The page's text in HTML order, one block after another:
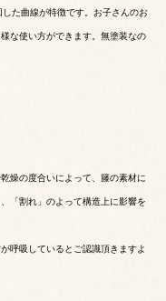
た曲線が特徴です。お子さんのお
な使い方ができます。無塗装なの
燥の度合いによって、籐の素材に
「割れ」のよって構造上に影響を
呼吸しているとご認識頂きますよ